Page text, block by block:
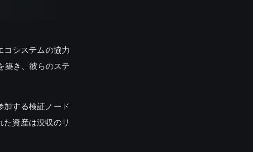
システムの協力
築き、彼らのステ
する検証ノード
資産は没収のリ